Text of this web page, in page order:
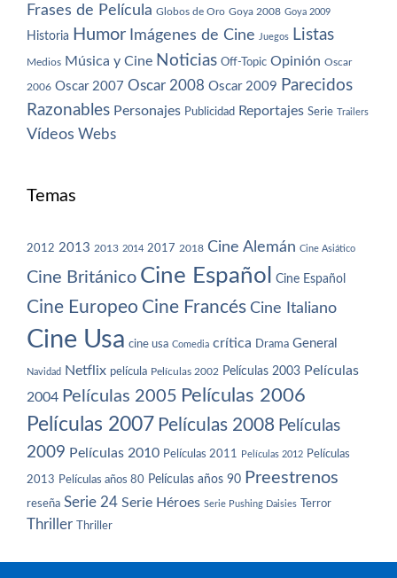
Frases de Película Globos de Oro Goya 2008 Goya 2009
Historia Humor Imágenes de Cine Juegos Listas
Medios Música y Cine Noticias Off-Topic Opinión Oscar
2006 Oscar 2007 Oscar 2008 Oscar 2009 Parecidos
Razonables Personajes Publicidad Reportajes Serie Trailers
Vídeos Webs
Temas
2012 2013 2013 2014 2017 2018 Cine Alemán Cine Asiático
Cine Británico Cine Español Cine Español
Cine Europeo Cine Francés Cine Italiano
Cine Usa cine usa Comedia crítica Drama General
Navidad Netflix película Películas 2002 Películas 2003 Películas
2004 Películas 2005 Películas 2006
Películas 2007 Películas 2008 Películas
2009 Películas 2010 Películas 2011 Películas 2012 Películas
2013 Películas años 80 Películas años 90 Preestrenos
reseña Serie 24 Serie Héroes Serie Pushing Daisies Terror
Thriller Thriller